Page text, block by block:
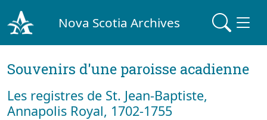
Nova Scotia Archives
Souvenirs d'une paroisse acadienne
Les registres de St. Jean-Baptiste,
Annapolis Royal, 1702-1755